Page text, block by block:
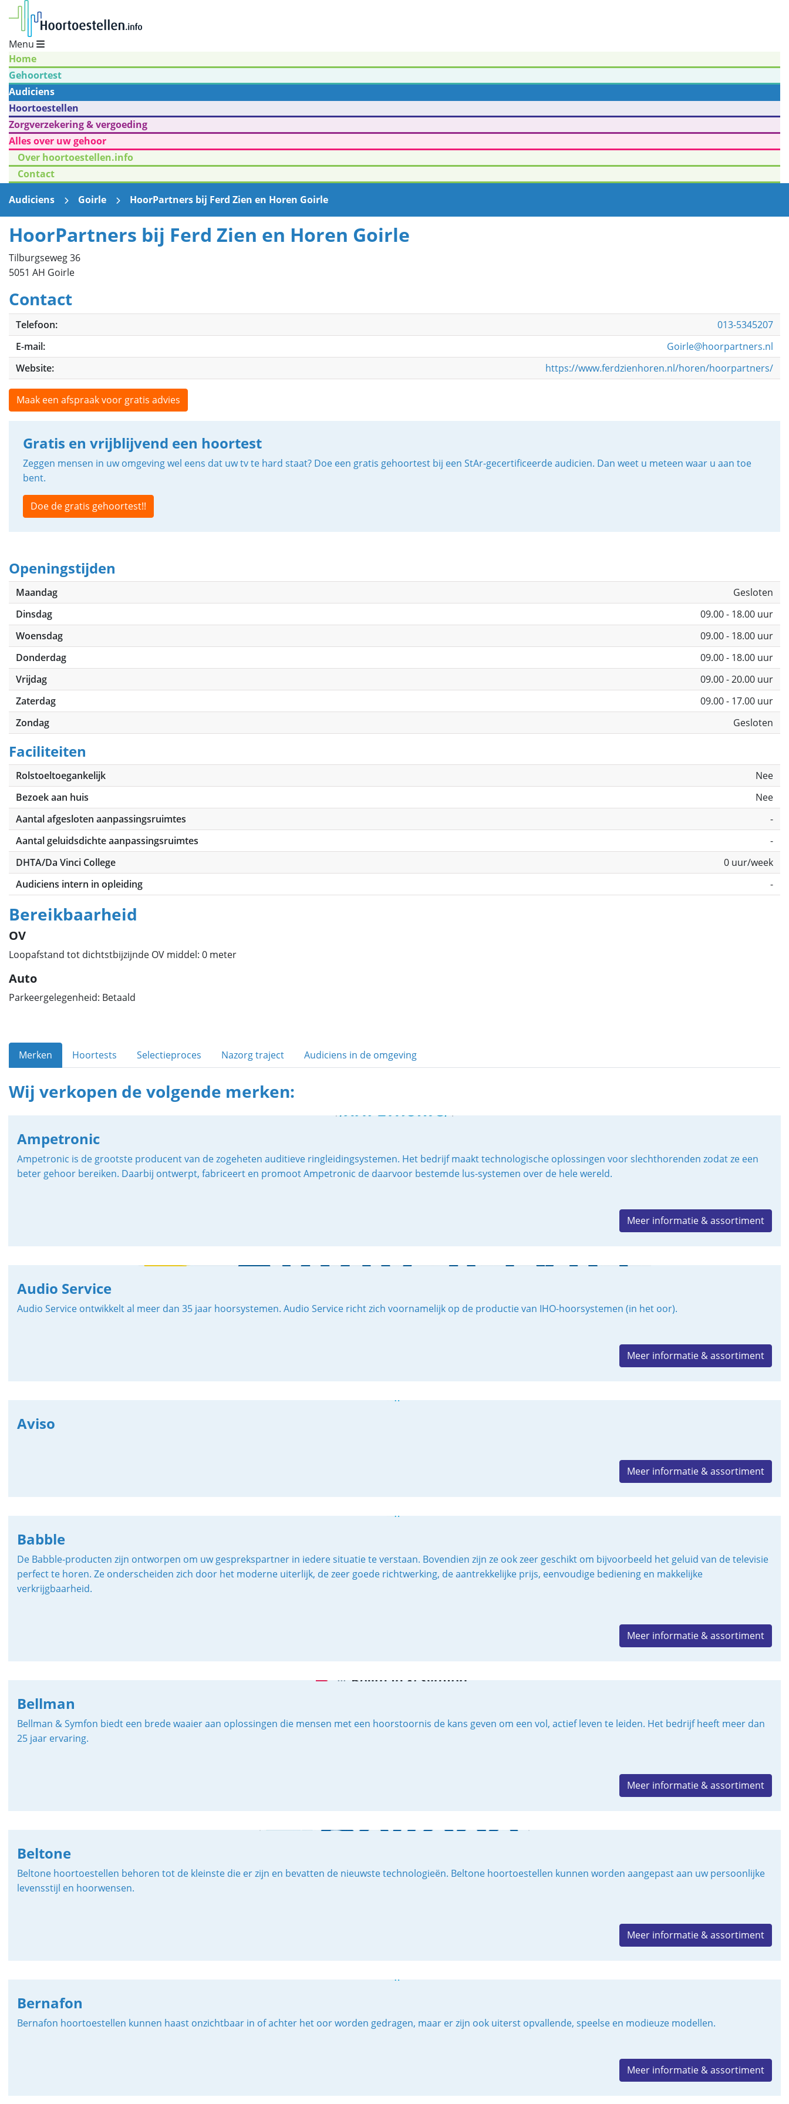
Menu
Home
Gehoortest
Audiciens
Hoortoestellen
Zorgverzekering & vergoeding
Alles over uw gehoor
Over hoortoestellen.info
Contact
Audiciens
Goirle HoorPartners bij Ferd Zien en Horen Goirle
HoorPartners bij Ferd Zien en Horen Goirle
Tilburgseweg 36
5051 AH Goirle
Contact
Telefoon:
013-5345207
E-mail:
Goirle@hoorpartners.nl
Website:
https://www.ferdzienhoren.nl/horen/hoorpartners/
Maak een afspraak voor gratis advies
Gratis en vrijblijvend een hoortest
Zeggen mensen in uw omgeving wel eens dat uw tv te hard staat? Doe een gratis gehoortest bij een StAr-gecertificeerde audicien. Dan weet u meteen waar u aan toe
bent.
Doe de gratis gehoortest!!
Openingstijden
Maandag
Gesloten
Dinsdag
09.00 - 18.00 uur
Woensdag
09.00 - 18.00 uur
Donderdag
09.00 - 18.00 uur
Vrijdag
09.00 - 20.00 uur
Zaterdag
09.00 - 17.00 uur
Zondag
Gesloten
Faciliteiten
Rolstoeltoegankelijk
Nee
Bezoek aan huis
Nee
Aantal afgesloten aanpassingsruimtes
-
Aantal geluidsdichte aanpassingsruimtes
-
DHTA/Da Vinci College
0 uur/week
Audiciens intern in opleiding
-
Bereikbaarheid
OV
Loopafstand tot dichtstbijzijnde OV middel: 0 meter
Auto
Parkeergelegenheid: Betaald
Merken Hoortests Selectieproces Nazorg traject Audiciens in de omgeving
Wij verkopen de volgende merken:
Ampetronic
Ampetronic is de grootste producent van de zogeheten auditieve ringleidingsystemen. Het bedrijf maakt technologische oplossingen voor slechthorenden zodat ze een
beter gehoor bereiken. Daarbij ontwerpt, fabriceert en promoot Ampetronic de daarvoor bestemde lus-systemen over de hele wereld.
Meer informatie & assortiment
Audio Service
Audio Service ontwikkelt al meer dan 35 jaar hoorsystemen. Audio Service richt zich voornamelijk op de productie van IHO-hoorsystemen (in het oor).
Meer informatie & assortiment
Aviso
Meer informatie & assortiment
Babble
De Babble-producten zijn ontworpen om uw gesprekspartner in iedere situatie te verstaan. Bovendien zijn ze ook zeer geschikt om bijvoorbeeld het geluid van de televisie
perfect te horen. Ze onderscheiden zich door het moderne uiterlijk, de zeer goede richtwerking, de aantrekkelijke prijs, eenvoudige bediening en makkelijke
verkrijgbaarheid.
Meer informatie & assortiment
Bellman
Bellman & Symfon biedt een brede waaier aan oplossingen die mensen met een hoorstoornis de kans geven om een vol, actief leven te leiden. Het bedrijf heeft meer dan
25 jaar ervaring.
Meer informatie & assortiment
Beltone
Beltone hoortoestellen behoren tot de kleinste die er zijn en bevatten de nieuwste technologieën. Beltone hoortoestellen kunnen worden aangepast aan uw persoonlijke
levensstijl en hoorwensen.
Meer informatie & assortiment
Bernafon
Bernafon hoortoestellen kunnen haast onzichtbaar in of achter het oor worden gedragen, maar er zijn ook uiterst opvallende, speelse en modieuze modellen.
Meer informatie & assortiment